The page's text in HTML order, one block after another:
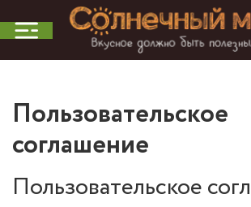
Пользовательское
соглашение
Пользовательское